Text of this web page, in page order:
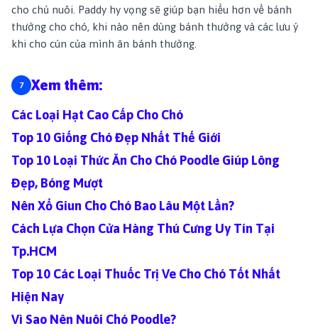
cho chủ nuôi. Paddy hy vọng sẽ giúp bạn hiểu hơn về bánh
thưởng cho chó, khi nào nên dùng bánh thưởng và các lưu ý
khi cho cún của mình ăn bánh thưởng.
Xem thêm:
Các Loại Hạt Cao Cấp Cho Chó
Top 10 Giống Chó Đẹp Nhất Thế Giới
Top 10 Loại Thức Ăn Cho Chó Poodle Giúp Lông
Đẹp, Bóng Mượt
Nên Xổ Giun Cho Chó Bao Lâu Một Lần?
Cách Lựa Chọn Cửa Hàng Thú Cưng Uy Tín Tại
Tp.HCM
Top 10 Các Loại Thuốc Trị Ve Cho Chó Tốt Nhất
Hiện Nay
Vì Sao Nên Nuôi Chó Poodle?